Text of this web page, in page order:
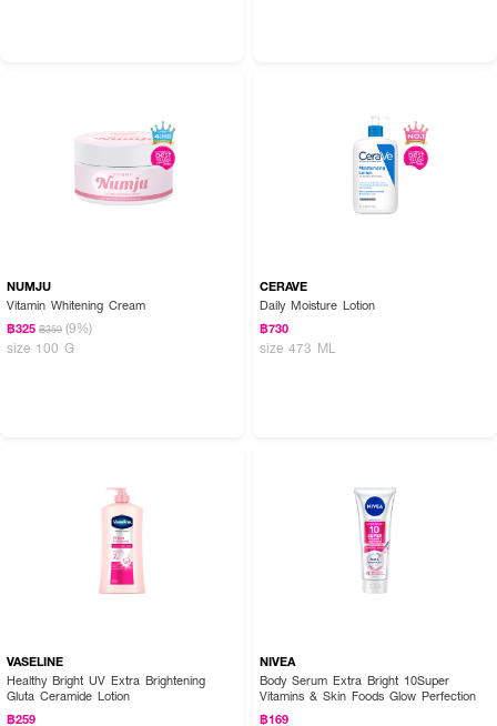
NUMJU
Vitamin Whitening Cream
฿325 ฿359 (9%)
size 100 G
CERAVE
Daily Moisture Lotion
฿730
size 473 ML
VASELINE
Healthy Bright UV Extra Brightening
Gluta Ceramide Lotion
฿259
NIVEA
Body Serum Extra Bright 10Super
Vitamins & Skin Foods Glow Perfection
฿169